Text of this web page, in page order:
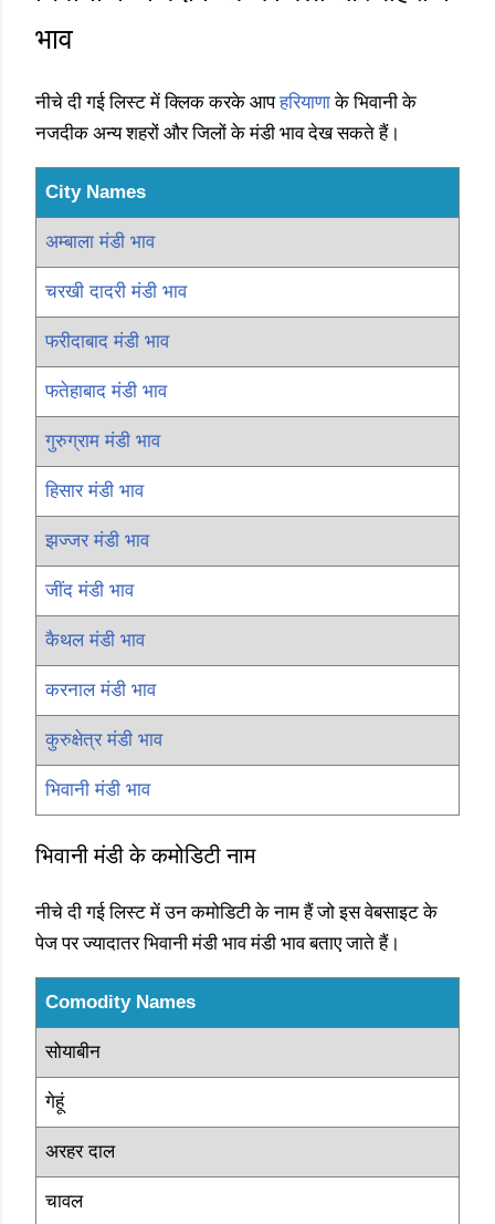
भाव
नीचे दी गई लिस्ट में क्लिक करके आपहरियाणाके भिवानी के
नजदीक अन्य शहरों और जिलों के मंडी भाव देख सकते हैं।
City Names
अम्बाला मंडी भाव
चरखी दादरी मंडी भाव
फरीदाबाद मंडी भाव
फतेहाबाद मंडी भाव
गुरुग्राम मंडी भाव
हिसार मंडी भाव
झज्जर मंडी भाव
जींद मंडी भाव
कैथल मंडी भाव
करनाल मंडी भाव
कुरुक्षेत्र मंडी भाव
भिवानी मंडी भाव
भिवानी मंडी के कमोडिटी नाम
नीचे दी गई लिस्ट में उन कमोडिटी के नाम हैं जो इस वेबसाइट के
पेज पर ज्यादातर भिवानी मंडी भाव मंडी भाव बताए जाते हैं।
Comodity Names
सोयाबीन
गेहूं
अरहर दाल
चावल